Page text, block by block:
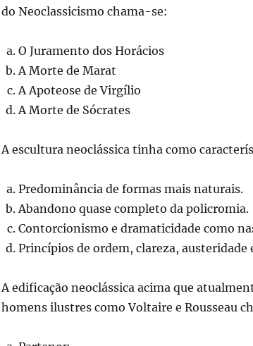
do Neoclassicismo chama-se:
O Juramento dos Horácios
A Morte de Marat
A Apoteose de Virgílio
A Morte de Sócrates
A escultura neoclássica tinha como
Predominância de formas mais naturais.
Abandono quase completo da policromia.
Contorcionismo e dramaticidade como
Princípios de ordem, clareza, austeridade
A edificação neoclássica acima que
homens ilustres como Voltaire e Rousseau